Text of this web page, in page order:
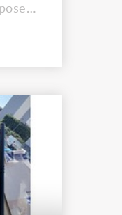
4
: 4
par